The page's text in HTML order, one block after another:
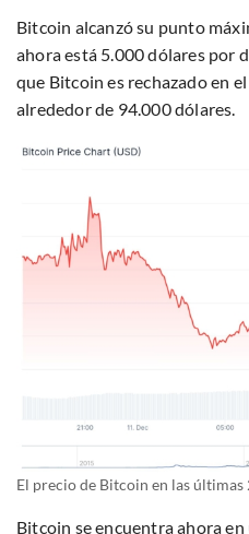
Bitcoin alcanzó su punto
ahora está 5.000 dólares por
que Bitcoin es rechazado en
alrededor de 94.000 dólares.
El precio de Bitcoin en las
Bitcoin se encuentra ahora en